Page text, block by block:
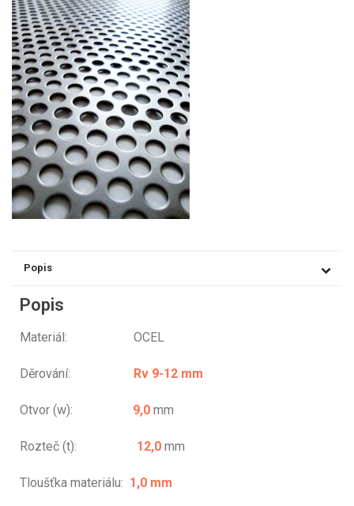
Popis
Popis
Materiál: OCEL
Děrování: Rv 9-12 mm
Otvor (w): 9,0 mm
Rozteč (t): 12,0 mm
Tloušťka materiálu: 1,0 mm